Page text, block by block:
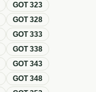
GOT323
GOT328
GOT333
GOT338
GOT343
GOT348